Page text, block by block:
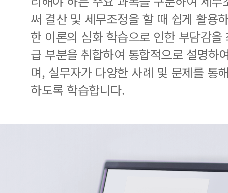
써 결산 및 세무조정을 할 때 쉽게 활용
한 이론의 심화 학습으로 인한 부담감
급 부분을 취합하여 통합적으로 설명하
며, 실무자가 다양한 사례 및 문제를 통
하도록 학습합니다.